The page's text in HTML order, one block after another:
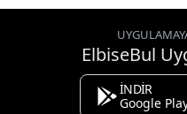
ElbiseBul
İNDİR
Google